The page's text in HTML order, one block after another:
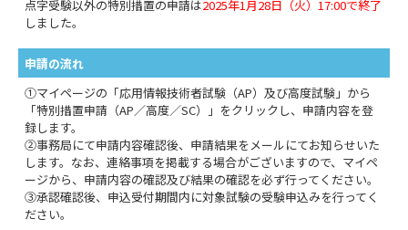
点字受験以外の特別措置の申請は2025年1月28日（火）17:00で終了
しました。
申請の流れ
①マイページの「応用情報技術者試験（AP）及び高度試験」から
「特別措置申請（AP／高度／SC）」をクリックし、申請内容を登
録します。
②事務局にて申請内容確認後、申請結果をメールにてお知らせいた
します。なお、連絡事項を掲載する場合がございますので、マイペ
ージから、申請内容の確認及び結果の確認を必ず行ってください。
③承認確認後、申込受付期間内に対象試験の受験申込みを行ってく
ださい。